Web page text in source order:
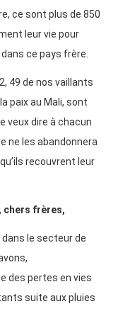
ce sont plus de 850
leur vie pour
ce pays frère.
49 de nos vaillants
paix au Mali, sont
veux dire à chacun
ne les abandonnera
recouvrent leur
chers frères,
le secteur de
des pertes en vies
suite aux pluies